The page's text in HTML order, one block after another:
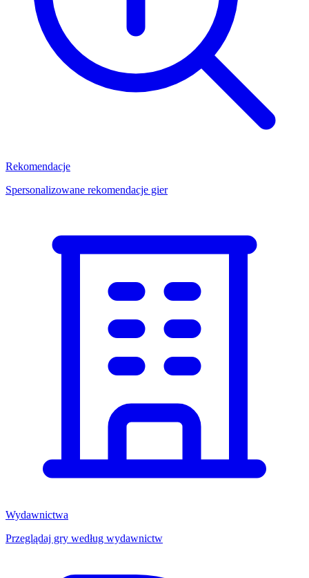
Rekomendacje
Spersonalizowane rekomendacje gier
Wydawnictwa
Przeglądaj gry według wydawnictw